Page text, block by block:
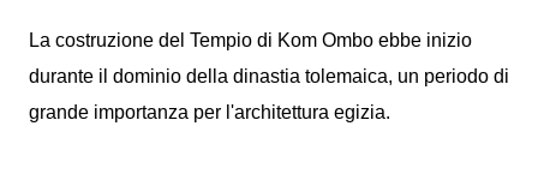
La costruzione del Tempio di Kom Ombo ebbe inizio
durante il dominio della dinastia tolemaica, un periodo di
grande importanza per l'architettura egizia.